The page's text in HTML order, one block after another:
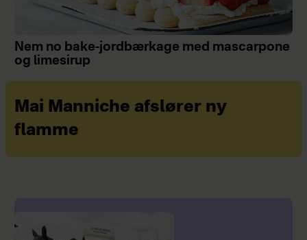
Nem no bake-jordbærkage med mascarpone
og limesirup
Mai Manniche afslører ny
flamme